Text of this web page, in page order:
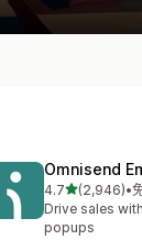
Omnisend
4.7滿分 5 顆星
(2,946)
共有 2946 則評
•
Drive sales
popups